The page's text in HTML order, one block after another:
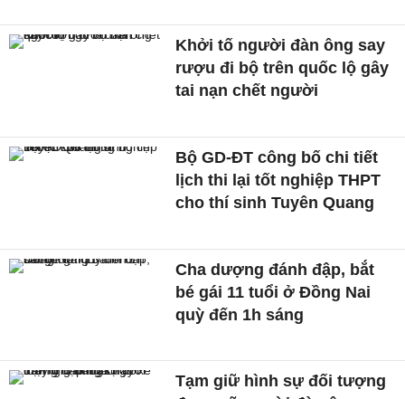
Khởi tố người đàn ông say
rượu đi bộ trên quốc lộ gây
tai nạn chết người
Bộ GD-ĐT công bố chi tiết
lịch thi lại tốt nghiệp THPT
cho thí sinh Tuyên Quang
Cha dượng đánh đập, bắt
bé gái 11 tuổi ở Đồng Nai
quỳ đến 1h sáng
Tạm giữ hình sự đối tượng